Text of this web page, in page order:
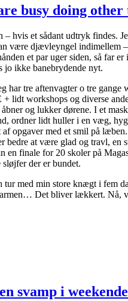
busy doing other
hvis et sådant udtryk findes.
være djævleyngel indimellem
et par uger siden, så far
jo ikke banebrydende nyt.
har tre aftenvagter o tre gange
lidt workshops og diverse
og lukker dørene. I et
ordner lidt huller i en væg,
opgaver med et smil på
at være glad og travl, en
en finale for 20 skoler på
sløjfer der er bundet.
med min store knægt i fem
Det bliver lækkert. Nå,
svamp i